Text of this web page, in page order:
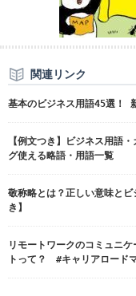
関連リンク
基本のビジネス用語45選！
【例文つき】ビジネス用語
グ使える略語・用語一覧
敬称略とは？正しい意味と
き】
リモートワークのコミュニ
トって？ #キャリアロード